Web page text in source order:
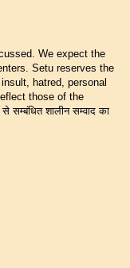
We expect the
Setu reserves the
hatred, personal
those of the
शालीन सम्वाद का